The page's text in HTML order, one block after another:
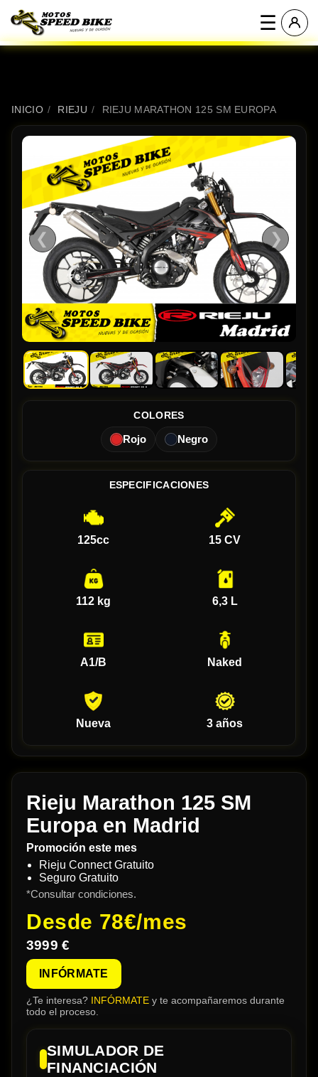
☰
INICIO / RIEJU / RIEJU MARATHON 125 SM EUROPA
❮ ❯
COLORES
Rojo Negro
ESPECIFICACIONES
125cc 15 CV
112 kg 6,3 L
A1/B Naked
Nueva 3 años
Rieju Marathon 125 SM
Europa en Madrid
Promoción este mes
Rieju Connect Gratuito
Seguro Gratuito
*Consultar condiciones.
Desde 78€/mes
3999 €
INFÓRMATE
¿Te interesa? INFÓRMATE y te acompañaremos durante
todo el proceso.
SIMULADOR DE
FINANCIACIÓN